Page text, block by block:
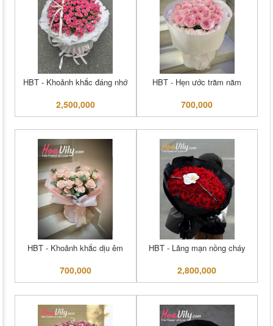
HBT - Khoảnh khắc đáng nhớ
2,500,000
HBT - Hẹn ước trăm năm
700,000
HBT - Khoảnh khắc dịu êm
700,000
HBT - Lãng mạn nồng cháy
2,800,000